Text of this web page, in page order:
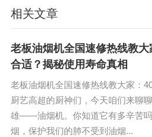
相关文章
老板油烟机全国速修热线教
合适？揭秘使用寿命真相
老板油烟机全国速修热线教大家：
厨艺高超的厨神们，今天咱们来聊
雄——油烟机。你知道它有多辛苦
烟，保护我们的肺不受到油烟...